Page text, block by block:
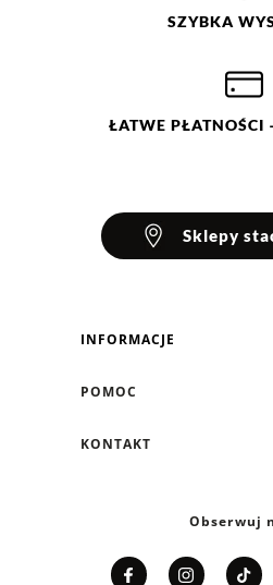
SZYBKA
ŁATWE PŁATNOŚCI
Sklepy
INFORMACJE
Klub Greenpoint
Współpraca
POMOC
KONTAKT
Telefon: 12 287 07 07
Pn. - pt.: 8:00 - 15:00
Obserwuj